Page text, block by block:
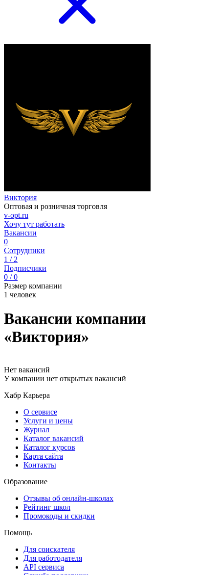
Виктория
Оптовая и розничная торговля
v-opt.ru
Хочу тут работать
Вакансии
0
Сотрудники
1 / 2
Подписчики
0 / 0
Размер компании
1 человек
Вакансии компании
«Виктория»
Нет вакансий
У компании нет открытых вакансий
Хабр Карьера
О сервисе
Услуги и цены
Журнал
Каталог вакансий
Каталог курсов
Карта сайта
Контакты
Образование
Отзывы об онлайн-школах
Рейтинг школ
Промокоды и скидки
Помощь
Для соискателя
Для работодателя
API сервиса